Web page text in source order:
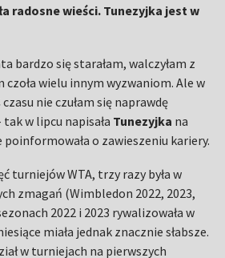
radosne wieści. Tunezyjka jest w
bardzo się starałam, walczyłam z
wielu innym wyzwaniom. Ale w
nie czułam się naprawdę
w lipcu napisała Tunezyjka na
o zawieszeniu kariery.
turniejów WTA, trzy razy była w
zmagań (Wimbledon 2022, 2023,
2022 i 2023 rywalizowała w
miała jednak znacznie słabsze.
w turniejach na pierwszych